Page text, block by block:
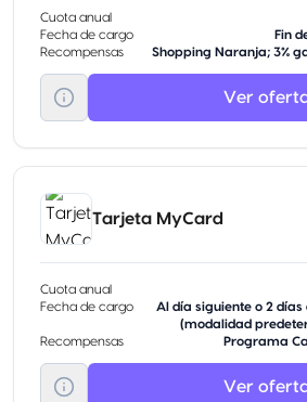
Cuota anual
Fecha de cargo
Fin
Recompensas
Shopping Naranja; 3%
Ver
Tarjeta MyCard
Cuota anual
Fecha de cargo
Al día siguiente o 2
(modalidad
Recompensas
Programa
Ver